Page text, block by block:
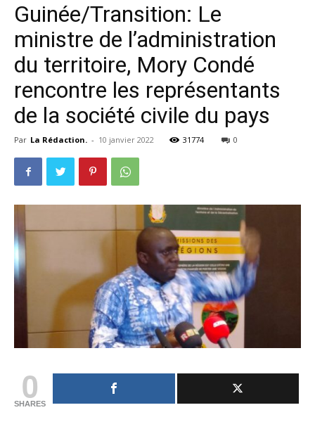
Guinée/Transition: Le
ministre de l’administration
du territoire, Mory Condé
rencontre les représentants
de la société civile du pays
Par La Rédaction. - 10 janvier 2022 31774 0
0
SHARES